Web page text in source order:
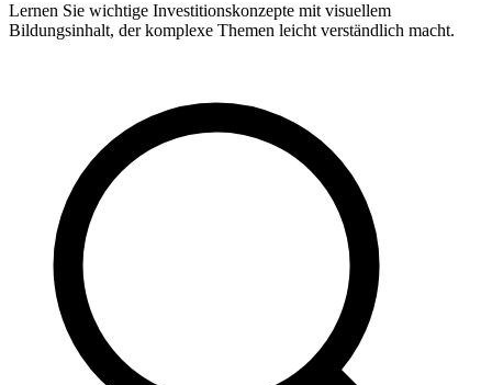
Lernen Sie wichtige Investitionskonzepte mit visuellem
Bildungsinhalt, der komplexe Themen leicht verständlich macht.